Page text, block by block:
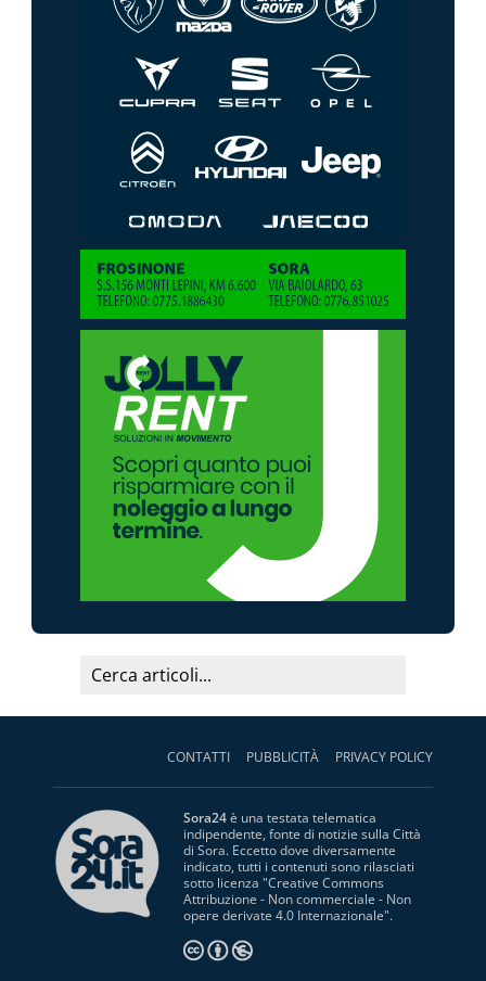
CONTATTI PUBBLICITÀ PRIVACY POLICY
Sora24è una testata telematica
indipendente, fonte di notizie sulla Città
di Sora. Eccetto dove diversamente
indicato, tutti i contenuti sono rilasciati
sotto licenza "Creative Commons
Attribuzione - Non commerciale - Non
opere derivate 4.0 Internazionale".